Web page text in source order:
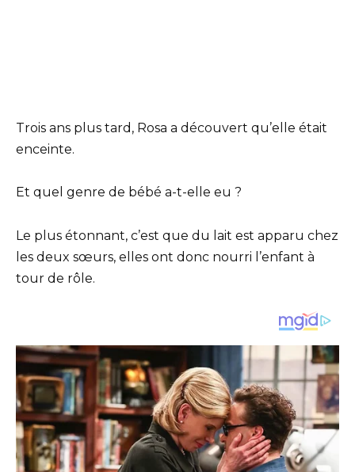
Trois ans plus tard, Rosa a découvert qu’elle était
enceinte.
Et quel genre de bébé a-t-elle eu ?
Le plus étonnant, c’est que du lait est apparu chez
les deux sœurs, elles ont donc nourri l’enfant à
tour de rôle.